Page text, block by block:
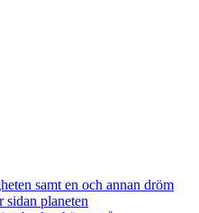
samt en och annan dröm
sidan planeten